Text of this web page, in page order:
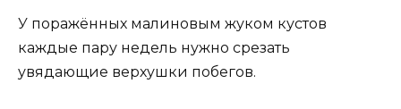
У поражённых малиновым жуком кустов
каждые пару недель нужно срезать
увядающие верхушки побегов.